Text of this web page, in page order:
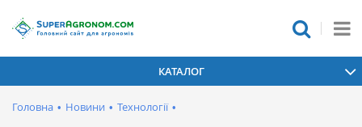
КАТАЛОГ
Головна • Новини • Технології •